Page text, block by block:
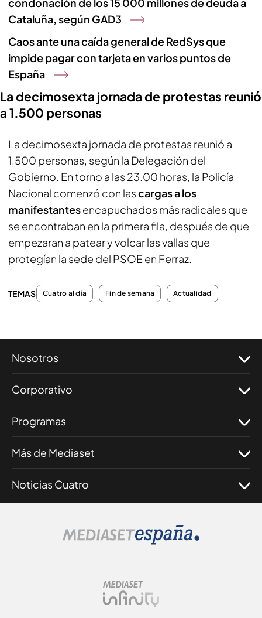
Cataluña, según GAD3
Caos ante una caída general de RedSys que
impide pagar con tarjeta en varios puntos de
España
La decimosexta jornada de protestas reunió
a 1.500 personas
La decimosexta jornada de protestas reunió a
1.500 personas, según la Delegación del
Gobierno. En torno a las 23.00 horas, la Policía
Nacional comenzó con lascargas a los
manifestantesencapuchados más radicales que
se encontraban en la primera fila, después de que
empezaran a patear y volcar las vallas que
protegían la sede del PSOE en Ferraz.
TEMAS Cuatro al día Fin de semana Actualidad
Nosotros
Corporativo
Programas
Más de Mediaset
Noticias Cuatro